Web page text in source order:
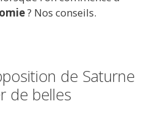
? Nos conseils.
de Saturne
de belles